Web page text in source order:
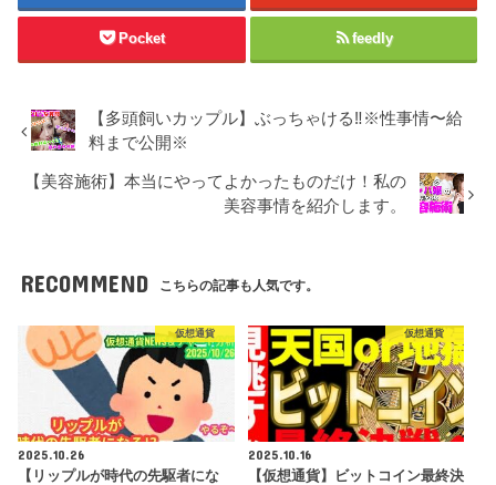
Pocket feedly
【多頭飼いカップル】ぶっちゃける‼︎※性事情〜給
料まで公開※
【美容施術】本当にやってよかったものだけ！私の
美容事情を紹介します。
RECOMMEND こちらの記事も人気です。
仮想通貨
2025.10.26
【リップルが時代の先駆者にな
仮想通貨
2025.10.16
【仮想通貨】ビットコイン最終決